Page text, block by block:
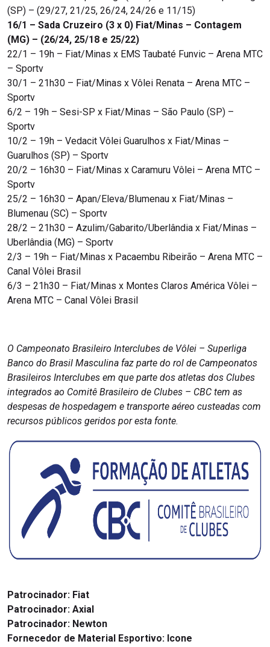
(SP) – (29/27, 21/25, 26/24, 24/26 e 11/15)
16/1 – Sada Cruzeiro (3 x 0) Fiat/Minas – Contagem
(MG) – (26/24, 25/18 e 25/22)
22/1 – 19h – Fiat/Minas x EMS Taubaté Funvic – Arena MTC
– Sportv
30/1 – 21h30 – Fiat/Minas x Vôlei Renata – Arena MTC –
Sportv
6/2 – 19h – Sesi-SP x Fiat/Minas – São Paulo (SP) –
Sportv
10/2 – 19h – Vedacit Vôlei Guarulhos x Fiat/Minas –
Guarulhos (SP) – Sportv
20/2 – 16h30 – Fiat/Minas x Caramuru Vôlei – Arena MTC –
Sportv
25/2 – 16h30 – Apan/Eleva/Blumenau x Fiat/Minas –
Blumenau (SC) – Sportv
28/2 – 21h30 – Azulim/Gabarito/Uberlândia x Fiat/Minas –
Uberlândia (MG) – Sportv
2/3 – 19h – Fiat/Minas x Pacaembu Ribeirão – Arena MTC –
Canal Vôlei Brasil
6/3 – 21h30 – Fiat/Minas x Montes Claros América Vôlei –
Arena MTC – Canal Vôlei Brasil
O Campeonato Brasileiro Interclubes de Vôlei – Superliga
Banco do Brasil Masculina faz parte do rol de Campeonatos
Brasileiros Interclubes em que parte dos atletas dos Clubes
integrados ao Comitê Brasileiro de Clubes – CBC tem as
despesas de hospedagem e transporte aéreo custeadas com
recursos públicos geridos por esta fonte.
Patrocinador: Fiat
Patrocinador: Axial
Patrocinador: Newton
Fornecedor de Material Esportivo: Icone